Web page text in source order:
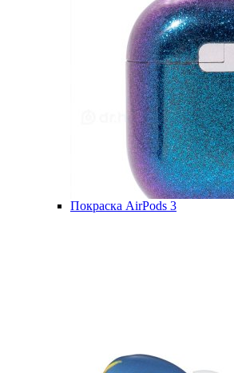
Покраска AirPods 3